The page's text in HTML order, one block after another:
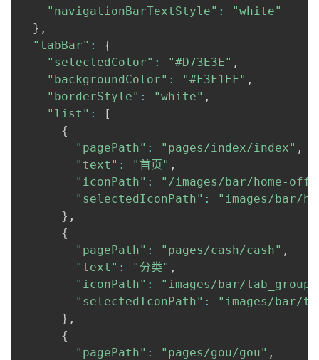
"navigationBarTextStyle" :
"white"
} ,
"tabBar" :
{
"selectedColor" : "#D73E3E" ,
"backgroundColor" : "#F3F1EF" ,
"borderStyle" : "white" ,
"list" :
[
{
"pagePath" : "pages/index/index" ,
"text" : "首页" ,
"iconPath" :
"/images/bar/home-
"selectedIconPath" :
"images/bar/
} ,
{
"pagePath" : "pages/cash/cash" ,
"text" : "分类" ,
"iconPath" :
"images/bar/
"selectedIconPath" :
"images/bar/
} ,
{
"pagePath" : "pages/gou/gou" ,